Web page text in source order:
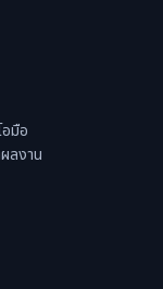
มือ
ลงาน